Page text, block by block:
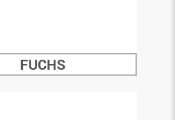
FUCHS